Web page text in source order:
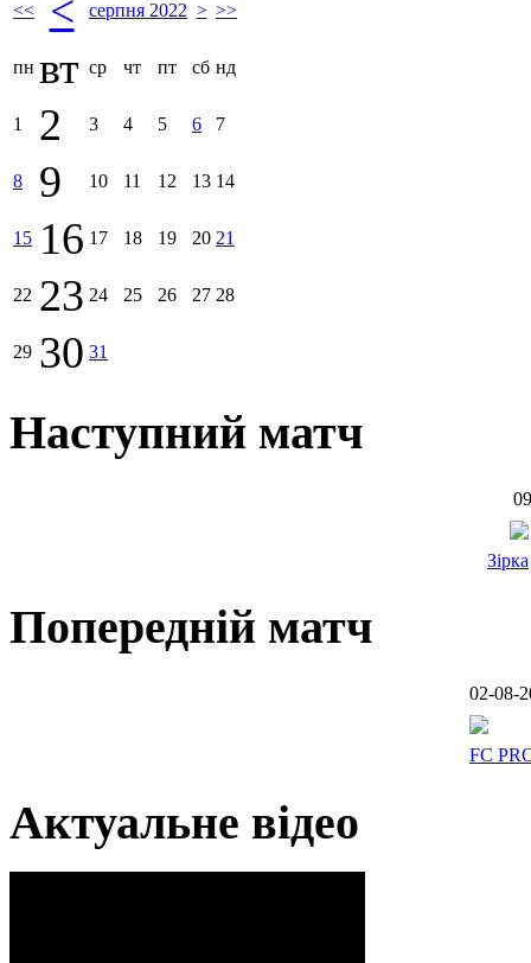
<< < серпня 2022 > >>
пн вт ср чт пт сб нд
1 2 3 4 5 6 7
8 9 10 11 12 13 14
15 16 17 18 19 20 21
22 23 24 25 26 27 28
29 30 31
Наступний матч
Зірка
Попередній матч
02-08-
FC
Актуальне відео